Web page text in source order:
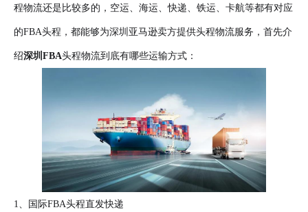
程物流还是比较多的，空运、海运、快递、铁运、卡航等都有对应
的FBA头程，都能够为深圳亚马逊卖方提供头程物流服务，首先介
绍深圳FBA头程物流到底有哪些运输方式：
1、国际FBA头程直发快递